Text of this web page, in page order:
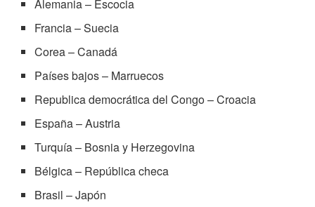
Alemania – Escocia
Francia – Suecia
Corea – Canadá
Países bajos – Marruecos
Republica democrática del Congo – Croacia
España – Austria
Turquía – Bosnia y Herzegovina
Bélgica – República checa
Brasil – Japón